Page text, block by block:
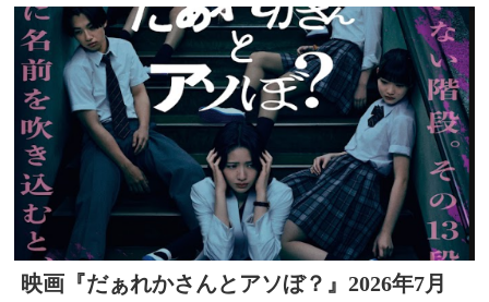
映画『だぁれかさんとアソぼ？』2026年7月